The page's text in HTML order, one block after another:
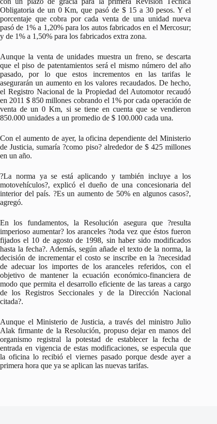
Obligatoria de un 0 Km, que pasó de $ 15 a 30 pesos. Y el
porcentaje que cobra por cada venta de una unidad nueva
pasó de 1% a 1,20% para los autos fabricados en el Mercosur;
y de 1% a 1,50% para los fabricados extra zona.
Aunque la venta de unidades muestra un freno, se descarta
que el piso de patentamientos será el mismo número del año
pasado, por lo que estos incrementos en las tarifas le
asegurarán un aumento en los valores recaudados. De hecho,
el Registro Nacional de la Propiedad del Automotor recaudó
en 2011 $ 850 millones cobrando el 1% por cada operación de
venta de un 0 Km, si se tiene en cuenta que se vendieron
850.000 unidades a un promedio de $ 100.000 cada una.
Con el aumento de ayer, la oficina dependiente del Ministerio
de Justicia, sumaría ?como piso? alrededor de $ 425 millones
en un año.
?La norma ya se está aplicando y también incluye a los
motovehículos?, explicó el dueño de una concesionaria del
interior del país. ?Es un aumento de 50% en algunos casos?,
agregó.
En los fundamentos, la Resolución asegura que ?resulta
imperioso aumentar? los aranceles ?toda vez que éstos fueron
fijados el 10 de agosto de 1998, sin haber sido modificados
hasta la fecha?. Además, según añade el texto de la norma, la
decisión de incrementar el costo se inscribe en la ?necesidad
de adecuar los importes de los aranceles referidos, con el
objetivo de mantener la ecuación económico-financiera de
modo que permita el desarrollo eficiente de las tareas a cargo
de los Registros Seccionales y de la Dirección Nacional
citada?.
Aunque el Ministerio de Justicia, a través del ministro Julio
Alak firmante de la Resolución, propuso dejar en manos del
organismo registral la potestad de establecer la fecha de
entrada en vigencia de estas modificaciones, se especula que
la oficina lo recibió el viernes pasado porque desde ayer a
primera hora que ya se aplican las nuevas tarifas.